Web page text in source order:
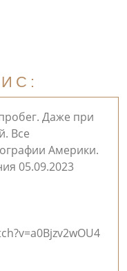
Даже при
Все
Америки.
05.09.2023